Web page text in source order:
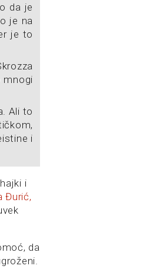
da je
je na
je to
Ali to
i
i
Đurić,
da